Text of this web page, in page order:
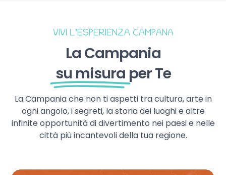
VIVI L’ESPERIENZA CAMPANA
La Campania
su misura per Te
La Campania che non ti aspetti tra cultura, arte in
ogni angolo, i segreti, la storia dei luoghi e altre
infinite opportunità di divertimento nei paesi e nelle
città più incantevoli della tua regione.